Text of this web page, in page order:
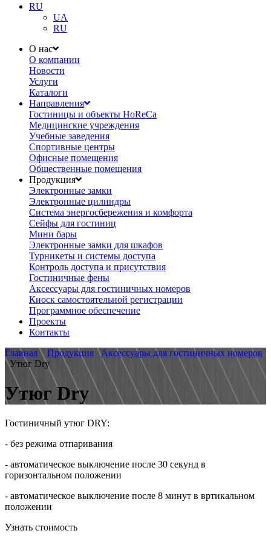
RU
UA
RU
О нас
О компании
Новости
Услуги
Каталоги
Направления
Гостиницы и объекты HoReCa
Медицинские учреждения
Учебные заведения
Спортивные центры
Офисные помещения
Общественные помещения
Продукция
Электронные замки
Электронные цилиндры
Система энергосбережения и комфорта
Сейфы для гостиниц
Мини бары
Электронные замки для шкафов
Турникеты и системы доступа
Контроль доступа и присутствия
Гостиничные фены
Аксессуары для гостиничных номеров
Киоск самостоятельной регистрации
Программное обеспечение
Проекты
Контакты
Главная
Продукция
Аксессуары для гостиничных номеров
Утюг Dry
Утюг Dry
Гостиничный утюг DRY:
- без режима отпаривания
- автоматическое выключение после 30 секунд в
горизонтальном положении
- автоматическое выключение после 8 минут в вртикальном
положении
Узнать стоимость